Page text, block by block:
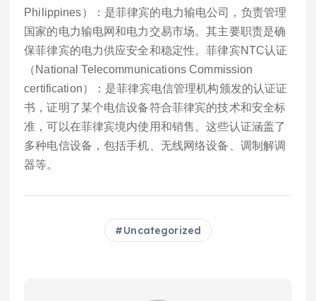
Philippines）：是菲律宾的电力输电公司，负责管理
国家的电力输电网和电力交易市场。其主要职责是确
保菲律宾的电力供应安全和稳定性。菲律宾NTC认证
（National Telecommunications Commission
certification）：是菲律宾电信管理机构颁发的认证证
书，证明了某个电信设备符合菲律宾的技术和安全标
准，可以在菲律宾境内使用和销售。这些认证涵盖了
多种电信设备，包括手机、无线网络设备、调制解调
器等。
Uncategorized